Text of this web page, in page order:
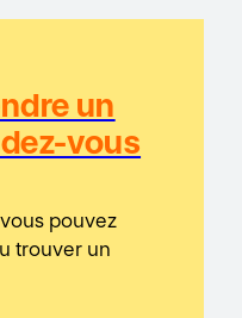
un
vous
pouvez
trouver un